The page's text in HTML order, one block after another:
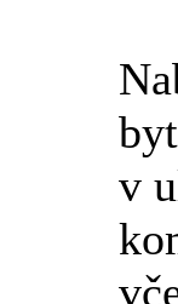
byt 1+kk v Proseči
v ulici Za Říčkou. Byt je po
včetně